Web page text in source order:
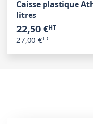
Caisse plastique
litres
22,50 €
27,00 €